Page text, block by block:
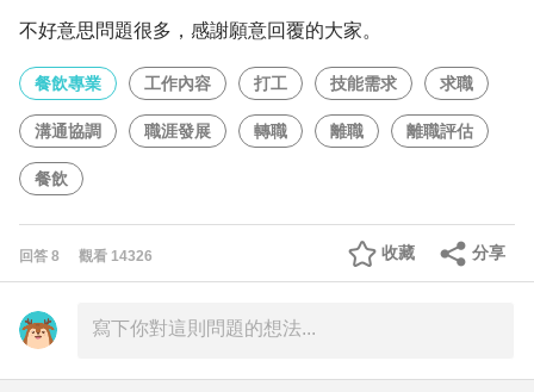
不好意思問題很多，感謝願意回覆的大家。
餐飲專業 工作內容 打工 技能需求 求職
溝通協調 職涯發展 轉職 離職 離職評估
餐飲
回答 8 觀看 14326 分享
收藏